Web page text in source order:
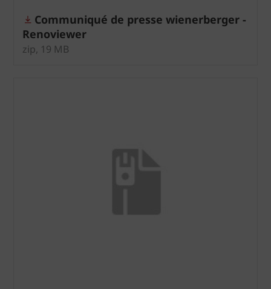
Communiqué de presse wienerberger -
Renoviewer
zip, 19 MB